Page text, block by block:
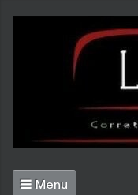
Menu